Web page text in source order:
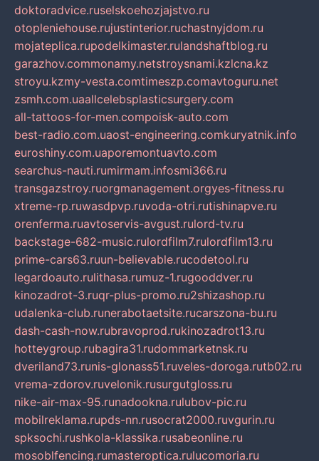
doktoradvice.ruselskoehozjajstvo.ru
otopleniehouse.rujustinterior.ruchastnyjdom.ru
mojateplica.rupodelkimaster.rulandshaftblog.ru
garazhov.commonamy.netstroysnami.kzlcna.kz
stroyu.kzmy-vesta.comtimeszp.comavtoguru.net
zsmh.com.uaallcelebsplasticsurgery.com
all-tattoos-for-men.compoisk-auto.com
best-radio.com.uaost-engineering.comkuryatnik.info
euroshiny.com.uaporemontuavto.com
searchus-nauti.rumirmam.infosmi366.ru
transgazstroy.ruorgmanagement.orgyes-fitness.ru
xtreme-rp.ruwasdpvp.ruvoda-otri.rutishinapve.ru
orenferma.ruavtoservis-avgust.rulord-tv.ru
backstage-682-music.rulordfilm7.rulordfilm13.ru
prime-cars63.ruun-believable.rucodetool.ru
legardoauto.rulithasa.rumuz-1.rugooddver.ru
kinozadrot-3.ruqr-plus-promo.ru2shizashop.ru
udalenka-club.runerabotaetsite.rucarszona-bu.ru
dash-cash-now.rubravoprod.rukinozadrot13.ru
hotteygroup.rubagira31.rudommarketnsk.ru
dveriland73.runis-glonass51.ruveles-doroga.rutb02.ru
vrema-zdorov.ruvelonik.rusurgutgloss.ru
nike-air-max-95.runadookna.rulubov-pic.ru
mobilreklama.rupds-nn.rusocrat2000.ruvgurin.ru
spksochi.rushkola-klassika.rusabeonline.ru
mosoblfencing.rumasteroptica.rulucomoria.ru